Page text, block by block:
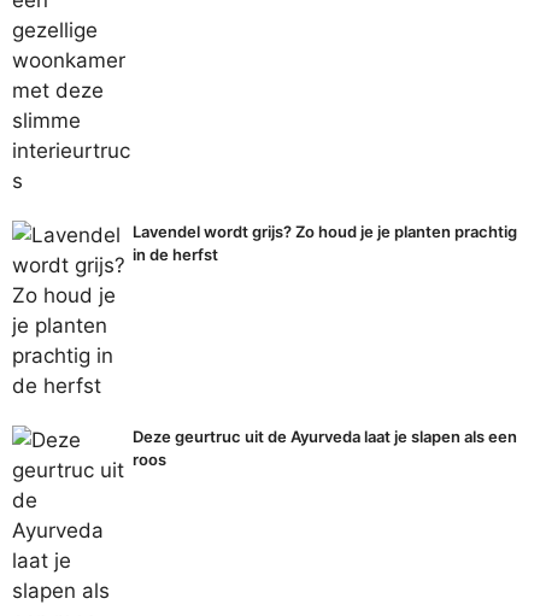
Lavendel wordt grijs? Zo houd je je planten prachtig
in de herfst
Deze geurtruc uit de Ayurveda laat je slapen als een
roos